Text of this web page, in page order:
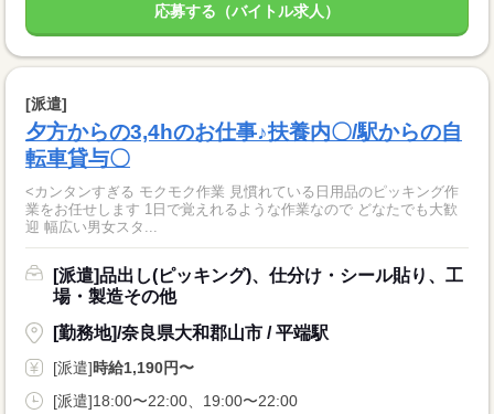
応募する（バイトル求人）
[派遣]
夕方からの3,4hのお仕事♪扶養内〇/駅からの自
転車貸与〇
<カンタンすぎる モクモク作業 見慣れている日用品のピッキング作
業をお任せします 1日で覚えれるような作業なので どなたでも大歓
迎 幅広い男女スタ...
[派遣]品出し(ピッキング)、仕分け・シール貼り、工
場・製造その他
[勤務地]/奈良県大和郡山市 / 平端駅
[派遣]時給1,190円〜
[派遣]18:00〜22:00、19:00〜22:00